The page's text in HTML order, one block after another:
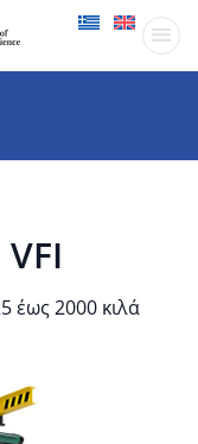
VFI
έως 2000 κιλά